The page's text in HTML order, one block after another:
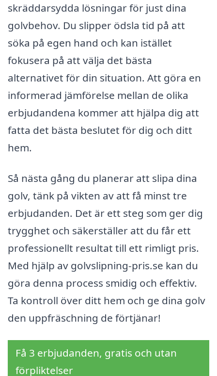
skräddarsydda lösningar för just dina
golvbehov. Du slipper ödsla tid på att
söka på egen hand och kan istället
fokusera på att välja det bästa
alternativet för din situation. Att göra en
informerad jämförelse mellan de olika
erbjudandena kommer att hjälpa dig att
fatta det bästa beslutet för dig och ditt
hem.
Så nästa gång du planerar att slipa dina
golv, tänk på vikten av att få minst tre
erbjudanden. Det är ett steg som ger dig
trygghet och säkerställer att du får ett
professionellt resultat till ett rimligt pris.
Med hjälp av golvslipning-pris.se kan du
göra denna process smidig och effektiv.
Ta kontroll över ditt hem och ge dina golv
den uppfräschning de förtjänar!
Få 3 erbjudanden, gratis och utan
förpliktelser